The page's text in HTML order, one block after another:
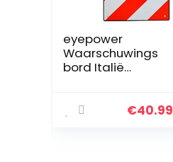
eyepower
Waarschuwings
bord Italië
waarschuwings
€40.99